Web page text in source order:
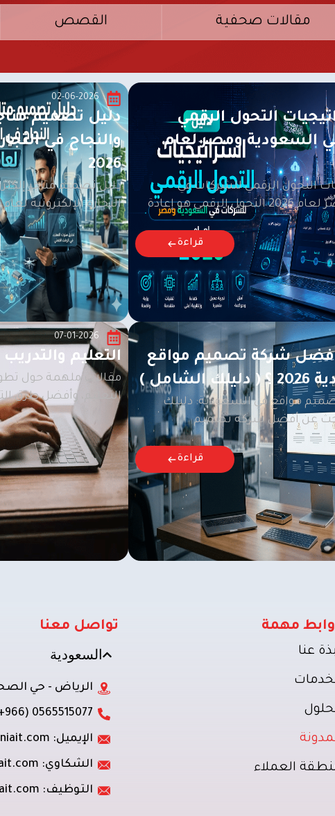
مقالات صحفية القصص
التحول الرقمي
السعودية ومصر لعام
التحول الرقمي للشركات في
الرقمي هو إعادة
قراءة
02-06-2026
دليل تصميم
والنجاح في
2026
دليل تصميم متاجر
التجارة الإلكترونية لعام 2026 تصميم متاجر إلكترونية
أفضل شركة تصميم مواقع
)
مواقع في السعودية: دليلك
عن أفضل شركة تصميم
قراءة
07-01-2026
التعليم والتدريب
مقالات ملهمة حول
التعليم، وأفضل طرق
مهمة
عنا
العملاء
تواصل معنا
السعودية
الرياض - حي
0565515077 (966+)
الإيميل: info@tqniait.com
الشكاوي: complaints@tqniait.com
التوظيف: hr@tqniait.com